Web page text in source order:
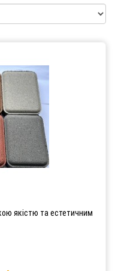
якістю та естетичним